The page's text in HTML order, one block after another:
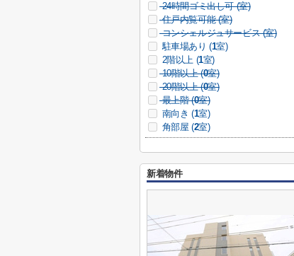
24時間ゴミ出し可 (室)
住戸内覧可能 (室)
コンシェルジュサービス (室)
駐車場あり (1室)
2階以上 (1室)
10階以上 (0室)
20階以上 (0室)
最上階 (0室)
南向き (1室)
角部屋 (2室)
新着物件